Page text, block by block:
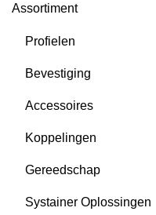
Assortiment
Profielen
Bevestiging
Accessoires
Koppelingen
Gereedschap
Systainer Oplossingen